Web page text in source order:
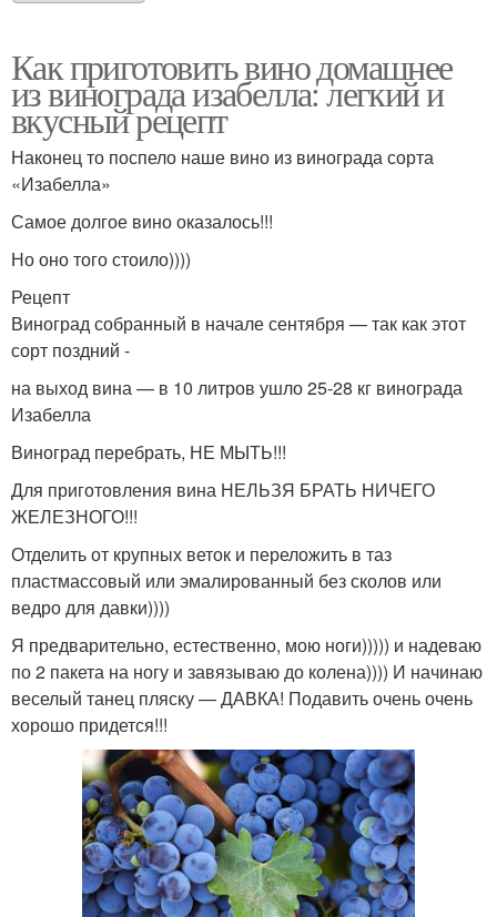
Как приготовить вино домашнее
из винограда изабелла: легкий и
вкусный рецепт
Наконец то поспело наше вино из винограда сорта
«Изабелла»
Самое долгое вино оказалось!!!
Но оно того стоило))))
Рецепт
Виноград собранный в начале сентября — так как этот
сорт поздний -
на выход вина — в 10 литров ушло 25-28 кг винограда
Изабелла
Виноград перебрать, НЕ МЫТЬ!!!
Для приготовления вина НЕЛЬЗЯ БРАТЬ НИЧЕГО
ЖЕЛЕЗНОГО!!!
Отделить от крупных веток и переложить в таз
пластмассовый или эмалированный без сколов или
ведро для давки))))
Я предварительно, естественно, мою ноги))))) и надеваю
по 2 пакета на ногу и завязываю до колена)))) И начинаю
веселый танец пляску — ДАВКА! Подавить очень очень
хорошо придется!!!